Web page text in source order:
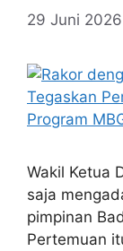
29 Juni 2026
Wakil Ketua
saja
pimpinan
Pertemuan